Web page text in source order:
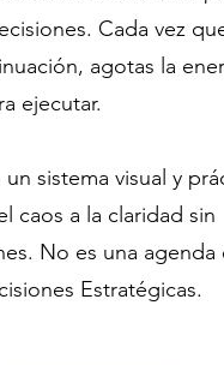
Cada vez
agotas la
ejecutar.
sistema visual y
caos a la claridad sin
No es una agenda
Estratégicas.​